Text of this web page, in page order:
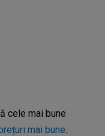
cele mai bune
mai bune.